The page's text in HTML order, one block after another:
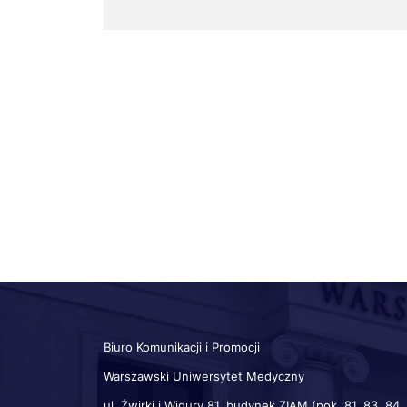
Biuro Komunikacji i Promocji
Warszawski Uniwersytet Medyczny